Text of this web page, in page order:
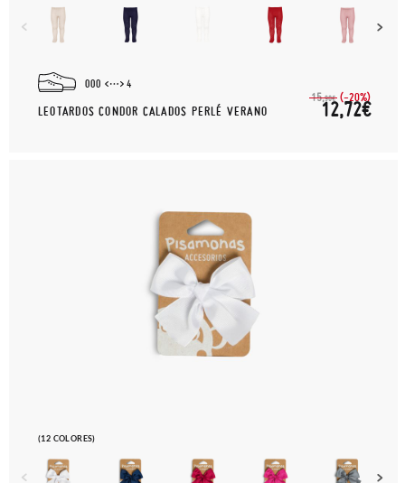
000 4
LEOTARDOS CONDOR CALADOS PERLÉ VERANO
15,90€ (-20%)
12,72€
(12 COLORES)